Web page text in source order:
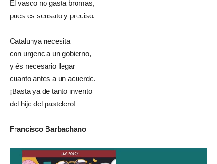
El vasco no gasta bromas,
pues es sensato y preciso.
Catalunya necesita
con urgencia un gobierno,
y és necesario llegar
cuanto antes a un acuerdo.
¡Basta ya de tanto invento
del hijo del pastelero!
Francisco Barbachano